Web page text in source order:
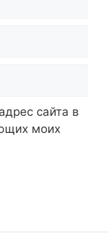
сайта в
моих